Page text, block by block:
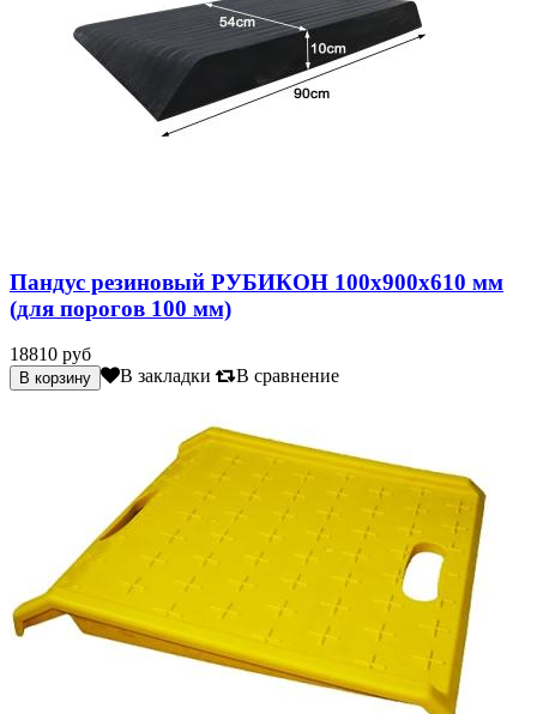
Пандус резиновый РУБИКОН 100х900х610 мм
(для порогов 100 мм)
18810 руб
В закладки В сравнение